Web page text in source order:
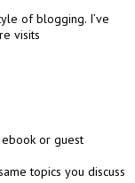
of blogging. I’ve
visits
or guest
topics you discuss